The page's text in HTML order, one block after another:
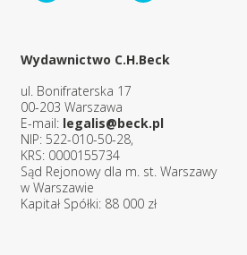
Wydawnictwo C.H.Beck
ul. Bonifraterska 17
00-203 Warszawa
E-mail: legalis@beck.pl
NIP: 522-010-50-28,
KRS: 0000155734
Sąd Rejonowy dla m. st. Warszawy
w Warszawie
Kapitał Spółki: 88 000 zł